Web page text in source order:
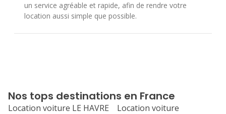
un service agréable et rapide, afin de rendre votre
location aussi simple que possible.
Nos tops destinations en France
Location voiture LE HAVRE
Location voiture